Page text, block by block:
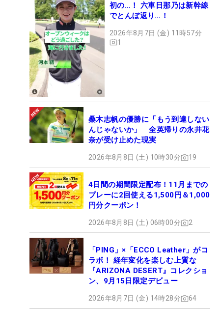
初の…！ 六車日那乃は新幹線
でとんぼ返り…！
2026年8月7日 (金) 11時57分
1
桑木志帆の優勝に「もう到達しない
んじゃないか」 全英帰りの永井花
奈が受け止めた現実
2026年8月8日 (土) 10時30分 19
4日間の期間限定配布！11月までの
プレーに2回使える1,500円＆1,000
円分クーポン！
2026年8月8日 (土) 06時00分 2
「PING」×「ECCO Leather」がコ
ラボ！ 経年変化を楽しむ上質な
『ARIZONA DESERT』コレクショ
ン、9月15日限定デビュー
2026年8月7日 (金) 14時28分 64